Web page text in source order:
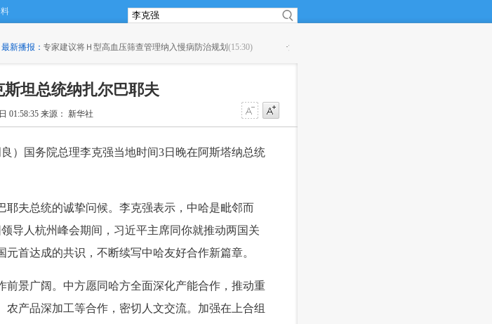
最新播报：
型高血压筛查管理纳入慢病防治规划(15:30) ·滴滴如何施展网约车攻守平衡术？
坦总统纳扎尔巴耶夫
01:58:35 来源： 新华社
国务院总理李克强当地时间3日晚在阿斯塔纳总统
夫总统的诚挚问候。李克强表示，中哈是毗邻而
导人杭州峰会期间，习近平主席同你就推动两国关
首达成的共识，不断续写中哈友好合作新篇章。
景广阔。中方愿同哈方全面深化产能合作，推动重
产品深加工等合作，密切人文交流。加强在上合组